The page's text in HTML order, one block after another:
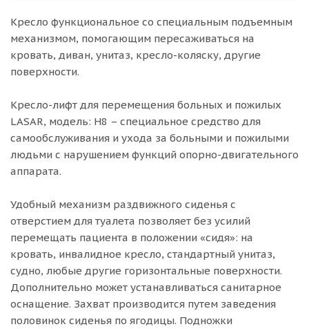
Кресло функциональное со специальным подъемным
механизмом, помогающим пересаживаться на
кровать, диван, унитаз, кресло-коляску, другие
поверхности.
Кресло-лифт для перемещения больных и пожилых
LASAR, модель: H8 – специальное средство для
самообслуживания и ухода за больными и пожилыми
людьми с нарушением функций опорно-двигательного
аппарата.
Удобный механизм раздвижного сиденья с
отверстием для туалета позволяет без усилий
перемещать пациента в положении «сидя»: на
кровать, инвалидное кресло, стандартный унитаз,
судно, любые другие горизонтальные поверхности.
Дополнительно может устанавливаться санитарное
оснащение. Захват производится путем заведения
половинок сиденья по ягодицы. Подножки